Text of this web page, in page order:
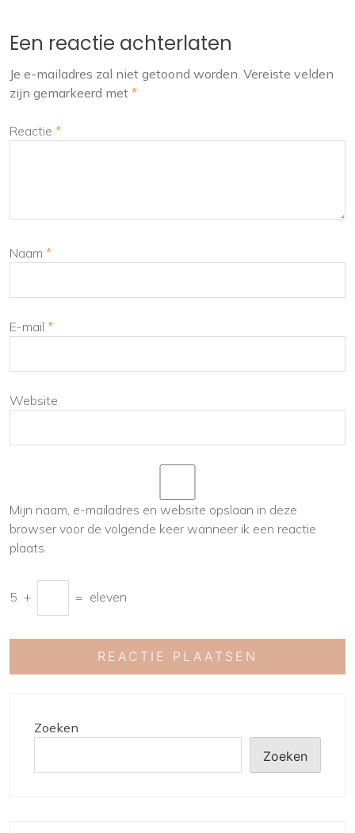
Een reactie achterlaten
Je e-mailadres zal niet getoond worden. Vereiste velden
zijn gemarkeerd met *
Reactie *
Naam *
E-mail *
Website
Mijn naam, e-mailadres en website opslaan in deze
browser voor de volgende keer wanneer ik een reactie
plaats.
5 + = eleven
Zoeken
Zoeken